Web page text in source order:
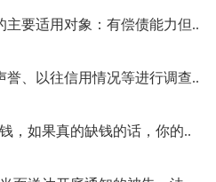
要适用对象：有偿债能力但..
、以往信用情况等进行调查..
，如果真的缺钱的话，你的..